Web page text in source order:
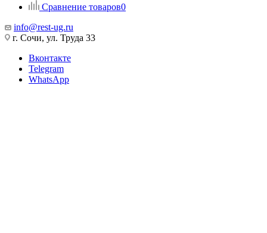
Сравнение товаров0
info@rest-ug.ru
г. Сочи, ул. Труда 33
Вконтакте
Telegram
WhatsApp